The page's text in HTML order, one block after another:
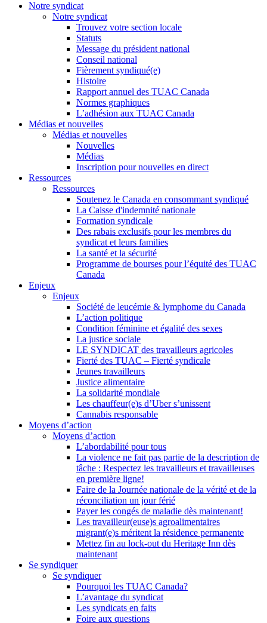
Notre syndicat
Notre syndicat
Trouvez votre section locale
Statuts
Message du président national
Conseil national
Fièrement syndiqué(e)
Histoire
Rapport annuel des TUAC Canada
Normes graphiques
L’adhésion aux TUAC Canada
Médias et nouvelles
Médias et nouvelles
Nouvelles
Médias
Inscription pour nouvelles en direct
Ressources
Ressources
Soutenez le Canada en consommant syndiqué
La Caisse d'indemnité nationale
Formation syndicale
Des rabais exclusifs pour les membres du
syndicat et leurs families
La santé et la sécurité
Programme de bourses pour l’équité des TUAC
Canada
Enjeux
Enjeux
Société de leucémie & lymphome du Canada
L’action politique
Condition féminine et égalité des sexes
La justice sociale
LE SYNDICAT des travailleurs agricoles
Fierté des TUAC – Fierté syndicale
Jeunes travailleurs
Justice alimentaire
La solidarité mondiale
Les chauffeur(e)s d’Uber s’unissent
Cannabis responsable
Moyens d’action
Moyens d’action
L’abordabilité pour tous
La violence ne fait pas partie de la description de
tâche : Respectez les travailleurs et travailleuses
en première ligne!
Faire de la Journée nationale de la vérité et de la
réconciliation un jour férié
Payer les congés de maladie dès maintenant!
Les travailleur(euse)s agroalimentaires
migrant(e)s méritent la résidence permanente
Mettez fin au lock-out du Heritage Inn dès
maintenant
Se syndiquer
Se syndiquer
Pourquoi les TUAC Canada?
L’avantage du syndicat
Les syndicats en faits
Foire aux questions